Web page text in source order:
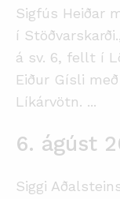
Sigfús Heiðar
í
á sv. 6, fellt í
Eiður Gísli
Líkárvötn. ...
6. ágúst
Siggi